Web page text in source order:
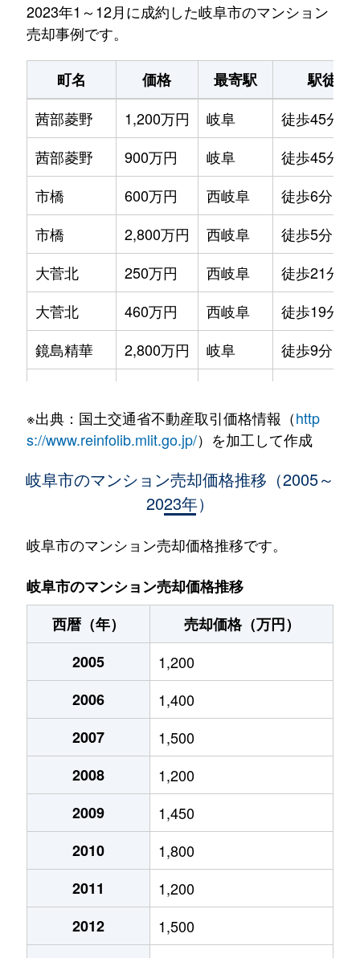
2023年1～12月に成約した岐阜市のマンション
売却事例です。
町名 価格 最寄駅
駅徒歩
茜部菱野
1,200万円 岐阜
徒歩45分
茜部菱野
900万円 岐阜
徒歩45分
市橋
600万円 西岐阜
徒歩6分
市橋
2,800万円 西岐阜
徒歩5分
大菅北
250万円 西岐阜
徒歩21分
大菅北
460万円 西岐阜
徒歩19分
鏡島精華
2,800万円 岐阜
徒歩9分
加納大黒町
3,300万円 岐阜
徒歩11分
3,200万円
加納水野町
240万円 岐阜
蕪城町
2,700万円 岐阜
神室町
3,100万円 岐阜
徒歩14分
500万円
510万円
清住町
2,700万円
清住町
2,600万円
清住町
3,000万円
1,100万円
幸ノ町
490万円
幸ノ町
1,600万円
※出典：国土交通省不動産取引価格情報（http
s://www.reinfolib.mlit.go.jp/）を加工して作成
岐阜市のマンション売却価格推移（2005～
2023年）
岐阜市のマンション売却価格推移です。
岐阜市のマンション売却価格推移
西暦（年）
売却価格（万円）
2005
1,200
2006
1,400
2007
1,500
2008
1,200
2009
1,450
2010
1,800
2011
1,200
2012
1,500